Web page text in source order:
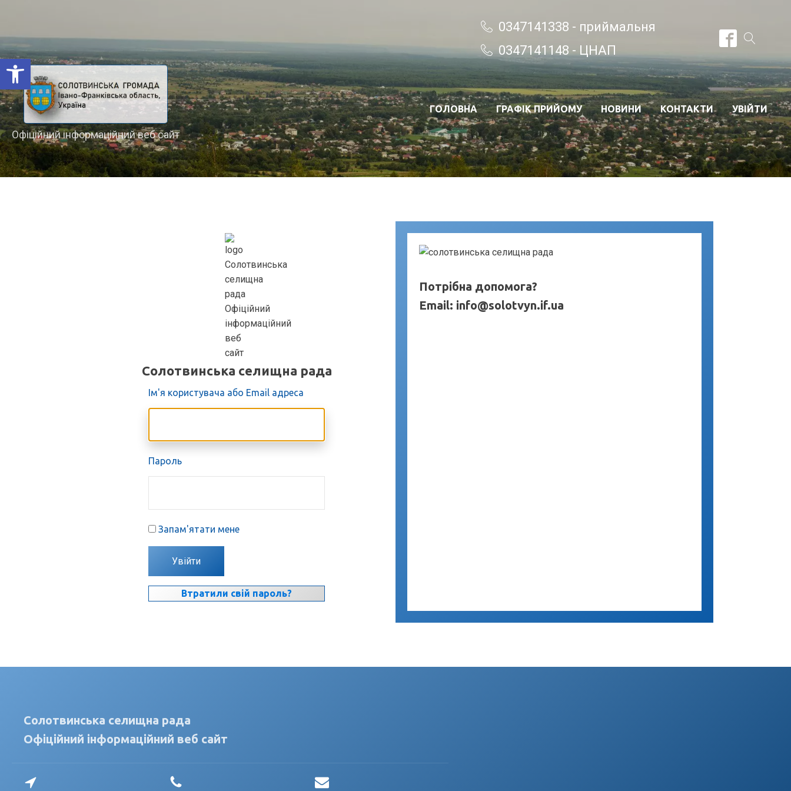
Відкрити Панель інструментів
0347141338 - приймальня
0347141148 - ЦНАП
Офіційний інформаційний веб сайт
ГОЛОВНА ГРАФІК ПРИЙОМУ НОВИНИ КОНТАКТИ УВІЙТИ
Солотвинська селищна рада
Ім'я користувача або Email адреса
Пароль
Запам'ятати мене
Увійти
Втратили свій пароль?
Потрібна допомога?
Email: info@solotvyn.if.ua
Солотвинська селищна рада
Офіційний інформаційний веб сайт